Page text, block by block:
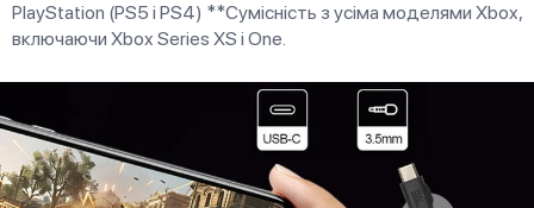
PlayStation (PS5 і PS4) **Сумісність з усіма моделями Xbox,
включаючи Xbox Series XS і One.